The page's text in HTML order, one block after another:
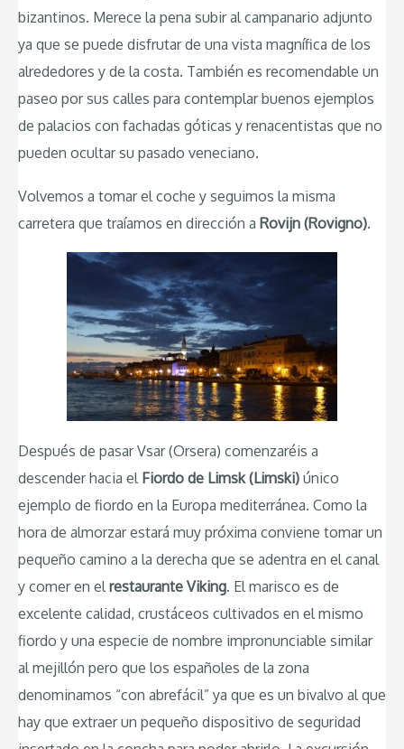
bizantinos. Merece la pena subir al campanario adjunto
ya que se puede disfrutar de una vista magnífica de los
alrededores y de la costa. También es recomendable un
paseo por sus calles para contemplar buenos ejemplos
de palacios con fachadas góticas y renacentistas que no
pueden ocultar su pasado veneciano.
Volvemos a tomar el coche y seguimos la misma
carretera que traíamos en dirección a Rovijn (Rovigno).
Después de pasar Vsar (Orsera) comenzaréis a
descender hacia el Fiordo de Limsk (Limski) único
ejemplo de fiordo en la Europa mediterránea. Como la
hora de almorzar estará muy próxima conviene tomar un
pequeño camino a la derecha que se adentra en el canal
y comer en el restaurante Viking. El marisco es de
excelente calidad, crustáceos cultivados en el mismo
fiordo y una especie de nombre impronunciable similar
al mejillón pero que los españoles de la zona
denominamos “con abrefácil” ya que es un bivalvo al que
hay que extraer un pequeño dispositivo de seguridad